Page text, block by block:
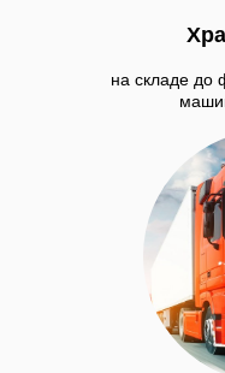
на складе до